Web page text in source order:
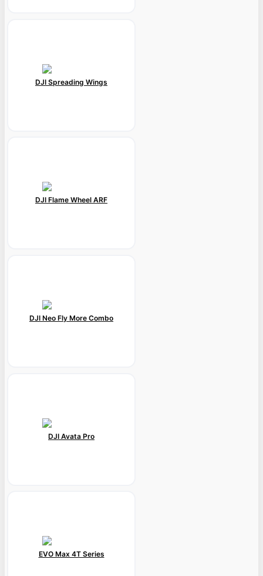
DJI Spreading Wings
DJI Flame Wheel ARF
DJI Neo Fly More Combo
DJI Avata Pro
EVO Max 4T Series